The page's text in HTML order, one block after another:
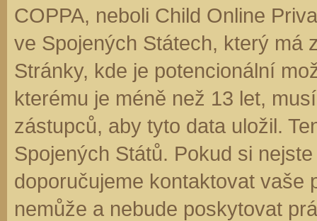
COPPA, neboli Child Online
ve Spojených Státech, který má
Stránky, kde je potencionální
kterému je méně než 13 let,
zástupců, aby tyto data uložil.
Spojených Států. Pokud si
doporučujeme kontaktovat vaše
nemůže a nebude poskytovat